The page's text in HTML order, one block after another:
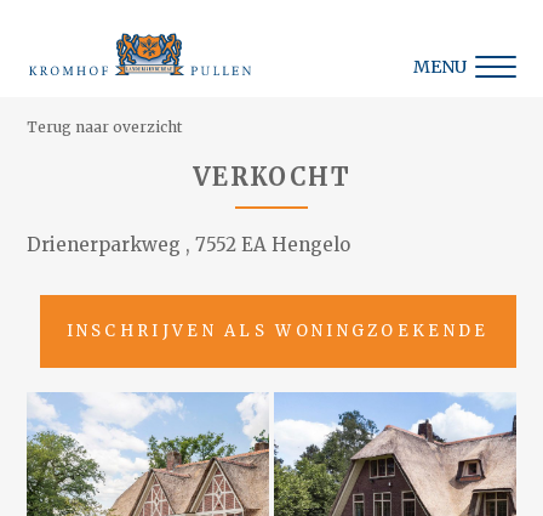
MENU
Terug naar overzicht
VERKOCHT
Drienerparkweg , 7552 EA Hengelo
INSCHRIJVEN ALS WONINGZOEKENDE